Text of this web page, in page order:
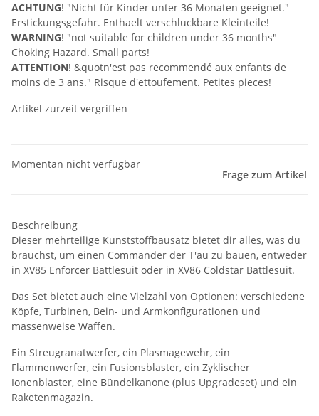
ACHTUNG! "Nicht für Kinder unter 36 Monaten geeignet."
Erstickungsgefahr. Enthaelt verschluckbare Kleinteile!
WARNING! "not suitable for children under 36 months"
Choking Hazard. Small parts!
ATTENTION! &quotn'est pas recommendé aux enfants de
moins de 3 ans." Risque d'ettoufement. Petites pieces!
Artikel zurzeit vergriffen
Momentan nicht verfügbar
Frage zum Artikel
Beschreibung
Dieser mehrteilige Kunststoffbausatz bietet dir alles, was du
brauchst, um einen Commander der T'au zu bauen, entweder
in XV85 Enforcer Battlesuit oder in XV86 Coldstar Battlesuit.
Das Set bietet auch eine Vielzahl von Optionen: verschiedene
Köpfe, Turbinen, Bein- und Armkonfigurationen und
massenweise Waffen.
Ein Streugranatwerfer, ein Plasmagewehr, ein
Flammenwerfer, ein Fusionsblaster, ein Zyklischer
Ionenblaster, eine Bündelkanone (plus Upgradeset) und ein
Raketenmagazin.